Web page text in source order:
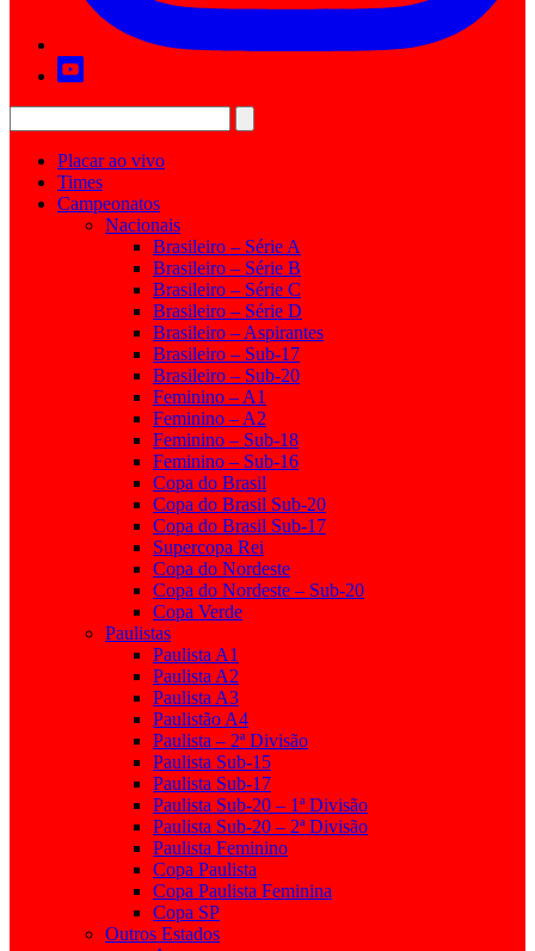
Placar ao vivo
Times
Campeonatos
Nacionais
Brasileiro – Série A
Brasileiro – Série B
Brasileiro – Série C
Brasileiro – Série D
Brasileiro – Aspirantes
Brasileiro – Sub-17
Brasileiro – Sub-20
Feminino – A1
Feminino – A2
Feminino – Sub-18
Feminino – Sub-16
Copa do Brasil
Copa do Brasil Sub-20
Copa do Brasil Sub-17
Supercopa Rei
Copa do Nordeste
Copa do Nordeste – Sub-20
Copa Verde
Paulistas
Paulista A1
Paulista A2
Paulista A3
Paulistão A4
Paulista – 2ª Divisão
Paulista Sub-15
Paulista Sub-17
Paulista Sub-20 – 1ª Divisão
Paulista Sub-20 – 2ª Divisão
Paulista Feminino
Copa Paulista
Copa Paulista Feminina
Copa SP
Outros Estados